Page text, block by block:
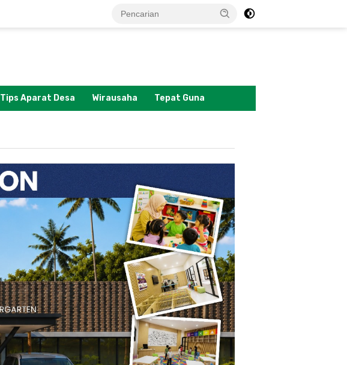
Tips Aparat Desa Wirausaha Tepat Guna